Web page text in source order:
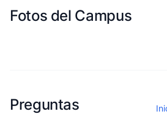
Fotos del Campus
Preguntas